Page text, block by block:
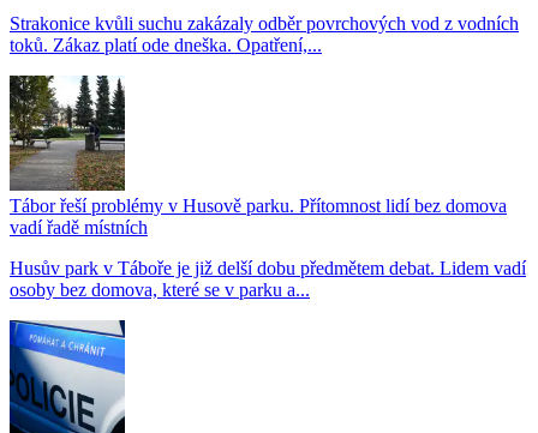
Strakonice kvůli suchu zakázaly odběr povrchových vod z vodních
toků. Zákaz platí ode dneška. Opatření,...
Tábor řeší problémy v Husově parku. Přítomnost lidí bez domova
vadí řadě místních
Husův park v Táboře je již delší dobu předmětem debat. Lidem vadí
osoby bez domova, které se v parku a...